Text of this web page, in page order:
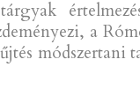
a
módszertani